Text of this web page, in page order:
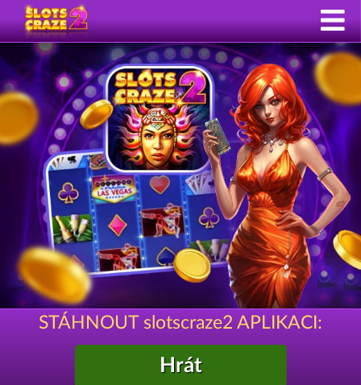
STÁHNOUT slotscraze2 APLIKACI:
Hrát